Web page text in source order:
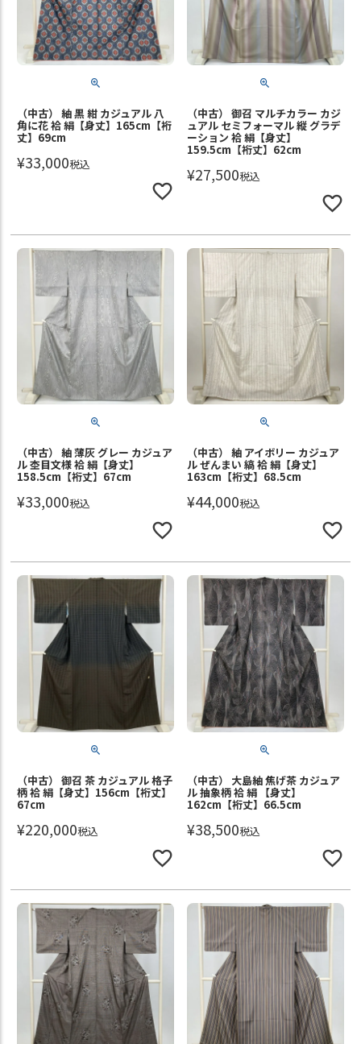
（中古） 紬 黒 紺 カジュアル 八
角に花 袷 絹【身丈】165cm【裄
丈】69cm
¥33,000税込
（中古） 御召 マルチカラー カジ
ュアル セミフォーマル 縦 グラデ
ーション 袷 絹【身丈】
159.5cm【裄丈】62cm
¥27,500税込
（中古） 紬 薄灰 グレー カジュア
ル 杢目文様 袷 絹【身丈】
158.5cm【裄丈】67cm
¥33,000税込
（中古） 紬 アイボリー カジュア
ル ぜんまい 縞 袷 絹【身丈】
163cm【裄丈】68.5cm
¥44,000税込
（中古） 御召 茶 カジュアル 格子
柄 袷 絹【身丈】156cm【裄丈】
67cm
¥220,000税込
（中古） 大島紬 焦げ茶 カジュア
ル 抽象柄 袷 絹 【身丈】
162cm【裄丈】66.5cm
¥38,500税込